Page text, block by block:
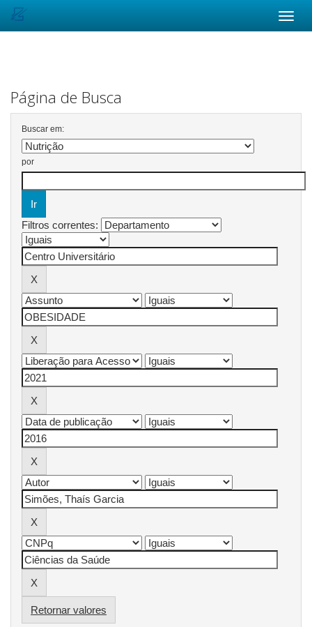
Página de Busca
Buscar em:
por
Filtros correntes:
Retornar valores